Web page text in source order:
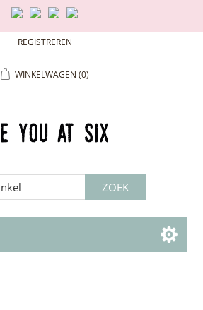
REGISTREREN
WINKELWAGEN (0)